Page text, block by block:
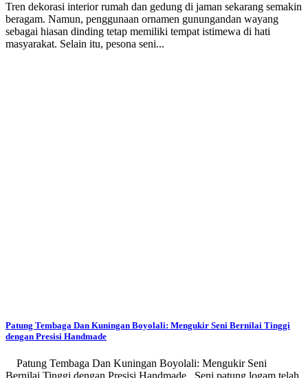
Tren dekorasi interior rumah dan gedung di jaman sekarang semakin
beragam. Namun, penggunaan ornamen gunungandan wayang
sebagai hiasan dinding tetap memiliki tempat istimewa di hati
masyarakat. Selain itu, pesona seni...
Patung Tembaga Dan Kuningan Boyolali: Mengukir Seni Bernilai Tinggi
dengan Presisi Handmade
Patung Tembaga Dan Kuningan Boyolali: Mengukir Seni